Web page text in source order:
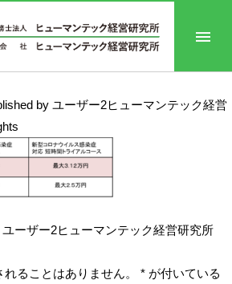
by ユーザー2ヒューマンテック経営
ーザー2ヒューマンテック経営研究所
ることはありません。
* が付いている